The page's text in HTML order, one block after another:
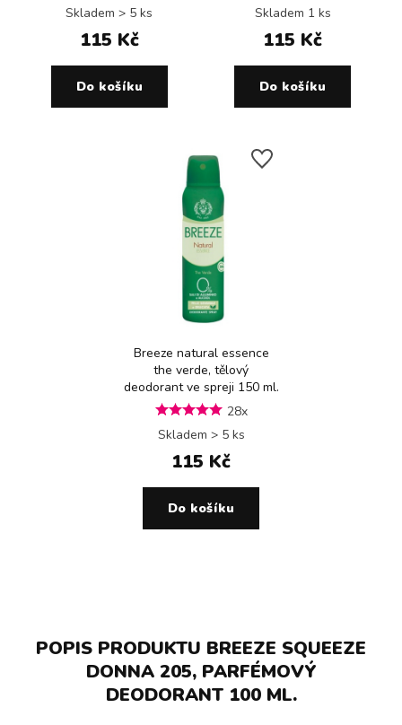
Skladem > 5 ks
115 Kč
Do košíku
Skladem 1 ks
115 Kč
Do košíku
Breeze natural essence
the verde, tělový
deodorant ve spreji 150 ml.
28x
Skladem > 5 ks
115 Kč
Do košíku
POPIS PRODUKTU BREEZE SQUEEZE
DONNA 205, PARFÉMOVÝ
DEODORANT 100 ML.